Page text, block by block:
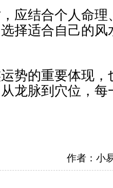
应结合个人命理
择适合自己的风
势的重要体现，
龙脉到穴位，每
作者：小